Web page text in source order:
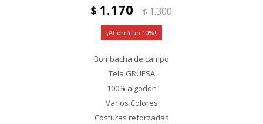
$ 1.170 $1.300
10
Bombacha de campo
Tela GRUESA
100% algodón
Varios Colores
Costuras reforzadas